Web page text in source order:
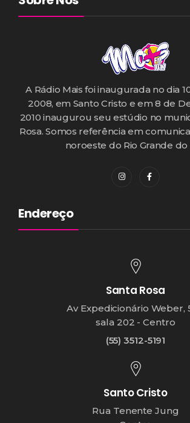
A Rádio Mais foi inaugurada no dia
2008, em Santo Cristo e em 8 de
2010 inaugurou seu estúdio no
Rosa. Somos referência em
noroeste do Rio Grande do
Endereço
Santa Rosa
Av Expedicionário Weber,
sala 202 - Centro
(55) 3512-5191
Santo Cristo
Rua Tenente Jung